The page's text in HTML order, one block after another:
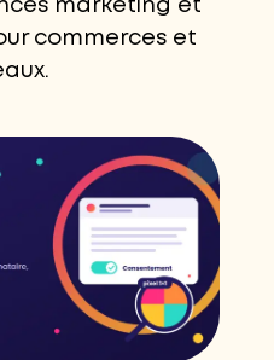
marketing et
commerces et